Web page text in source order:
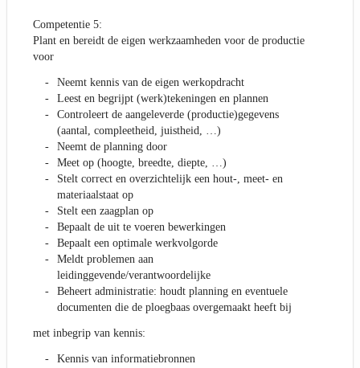
Competentie 5:
Plant en bereidt de eigen werkzaamheden voor de productie
voor
Neemt kennis van de eigen werkopdracht
Leest en begrijpt (werk)tekeningen en plannen
Controleert de aangeleverde (productie)gegevens
(aantal, compleetheid, juistheid, …)
Neemt de planning door
Meet op (hoogte, breedte, diepte, …)
Stelt correct en overzichtelijk een hout-, meet- en
materiaalstaat op
Stelt een zaagplan op
Bepaalt de uit te voeren bewerkingen
Bepaalt een optimale werkvolgorde
Meldt problemen aan
leidinggevende/verantwoordelijke
Beheert administratie: houdt planning en eventuele
documenten die de ploegbaas overgemaakt heeft bij
met inbegrip van kennis:
Kennis van informatiebronnen